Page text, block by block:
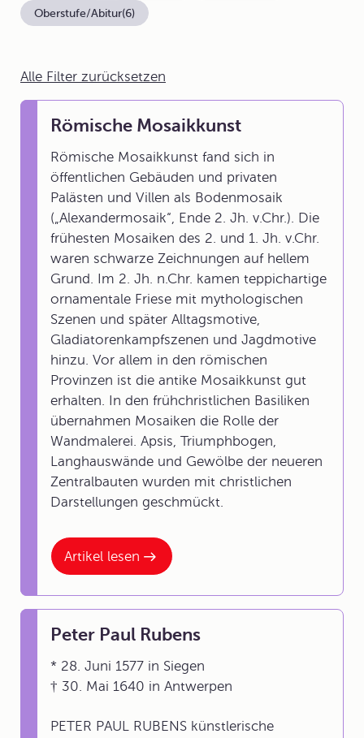
Alle Filter zurücksetzen
Artikel lesen
Römische Mosaikkunst
Römische Mosaikkunst fand sich in
öffentlichen Gebäuden und privaten
Palästen und Villen als Bodenmosaik
(„Alexandermosaik“, Ende 2. Jh. v.Chr.). Die
frühesten Mosaiken des 2. und 1. Jh. v.Chr.
waren schwarze Zeichnungen auf hellem
Grund. Im 2. Jh. n.Chr. kamen teppichartige
ornamentale Friese mit mythologischen
Szenen und später Alltagsmotive,
Gladiatorenkampfszenen und Jagdmotive
hinzu. Vor allem in den römischen
Provinzen ist die antike Mosaikkunst gut
erhalten. In den frühchristlichen Basiliken
übernahmen Mosaiken die Rolle der
Wandmalerei. Apsis, Triumphbogen,
Langhauswände und Gewölbe der neueren
Zentralbauten wurden mit christlichen
Darstellungen geschmückt.
Peter Paul Rubens
* 28. Juni 1577 in Siegen
† 30. Mai 1640 in Antwerpen
PETER PAUL RUBENS künstlerische
Oberstufe/Abitur(6)